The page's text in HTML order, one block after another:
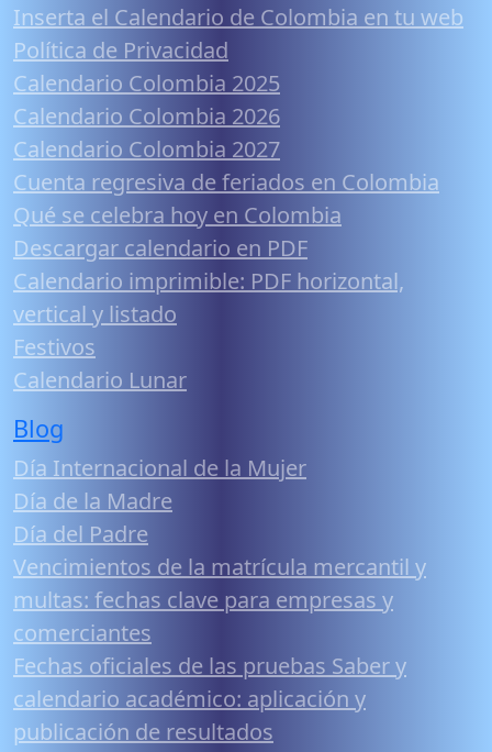
Inserta el Calendario de Colombia en tu web
Política de Privacidad
Calendario Colombia 2025
Calendario Colombia 2026
Calendario Colombia 2027
Cuenta regresiva de feriados en Colombia
Qué se celebra hoy en Colombia
Descargar calendario en PDF
Calendario imprimible: PDF horizontal,
vertical y listado
Festivos
Calendario Lunar
Blog
Día Internacional de la Mujer
Día de la Madre
Día del Padre
Vencimientos de la matrícula mercantil y
multas: fechas clave para empresas y
comerciantes
Fechas oficiales de las pruebas Saber y
calendario académico: aplicación y
publicación de resultados